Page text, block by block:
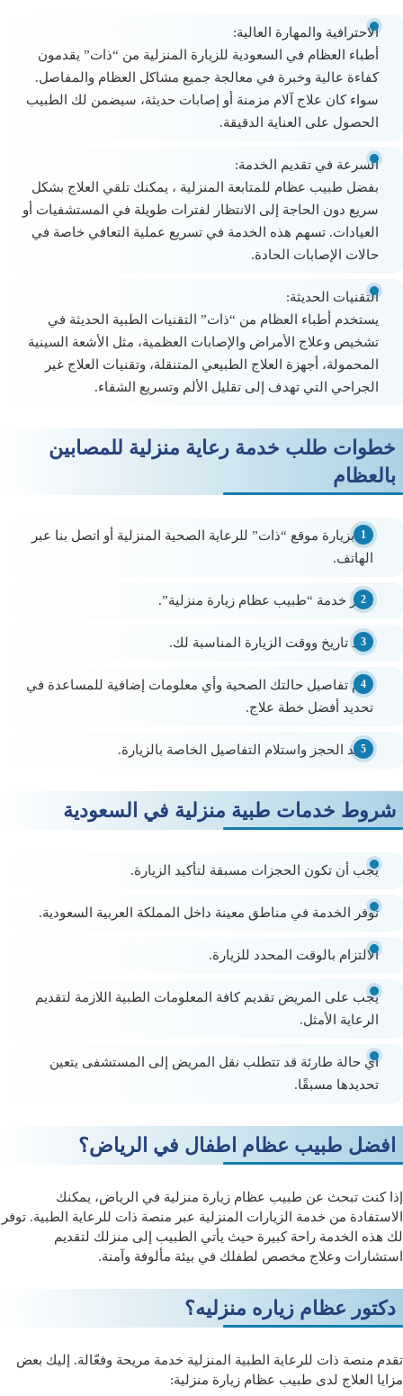
الاحترافية والمهارة العالية:
أطباء العظام في السعودية للزيارة المنزلية من “ذات” يقدمون
كفاءة عالية وخبرة في معالجة جميع مشاكل العظام والمفاصل.
سواء كان علاج آلام مزمنة أو إصابات حديثة، سيضمن لك الطبيب
الحصول على العناية الدقيقة.
السرعة في تقديم الخدمة:
بفضل طبيب عظام للمتابعة المنزلية ، يمكنك تلقي العلاج بشكل
سريع دون الحاجة إلى الانتظار لفترات طويلة في المستشفيات أو
العيادات. تسهم هذه الخدمة في تسريع عملية التعافي خاصة في
حالات الإصابات الحادة.
التقنيات الحديثة:
يستخدم أطباء العظام من “ذات” التقنيات الطبية الحديثة في
تشخيص وعلاج الأمراض والإصابات العظمية، مثل الأشعة السينية
المحمولة، أجهزة العلاج الطبيعي المتنقلة، وتقنيات العلاج غير
الجراحي التي تهدف إلى تقليل الألم وتسريع الشفاء.
خطوات طلب خدمة رعاية منزلية للمصابين
بالعظام
قم بزيارة موقع “ذات” للرعاية الصحية المنزلية أو اتصل بنا عبر
الهاتف.
اختر خدمة “طبيب عظام زيارة منزلية”.
حدد تاريخ ووقت الزيارة المناسبة لك.
قدم تفاصيل حالتك الصحية وأي معلومات إضافية للمساعدة في
تحديد أفضل خطة علاج.
تأكيد الحجز واستلام التفاصيل الخاصة بالزيارة.
شروط خدمات طبية منزلية في السعودية
يجب أن تكون الحجزات مسبقة لتأكيد الزيارة.
توفر الخدمة في مناطق معينة داخل المملكة العربية السعودية.
الالتزام بالوقت المحدد للزيارة.
يجب على المريض تقديم كافة المعلومات الطبية اللازمة لتقديم
الرعاية الأمثل.
أي حالة طارئة قد تتطلب نقل المريض إلى المستشفى يتعين
تحديدها مسبقًا.
افضل طبيب عظام اطفال في الرياض؟
إذا كنت تبحث عن طبيب عظام زيارة منزلية في الرياض، يمكنك
الاستفادة من خدمة
الزيارات المنزلية عبر منصة ذات للرعاية الطبية. توفر
لك هذه الخدمة راحة كبيرة حيث يأتي الطبيب إلى منزلك لتقديم
استشارات وعلاج مخصص لطفلك في بيئة مألوفة وآمنة.
دكتور عظام زياره منزليه؟
تقدم منصة ذات للرعاية الطبية المنزلية خدمة مريحة وفعّالة. إليك بعض
مزايا العلاج لدى طبيب عظام زيارة منزلية: